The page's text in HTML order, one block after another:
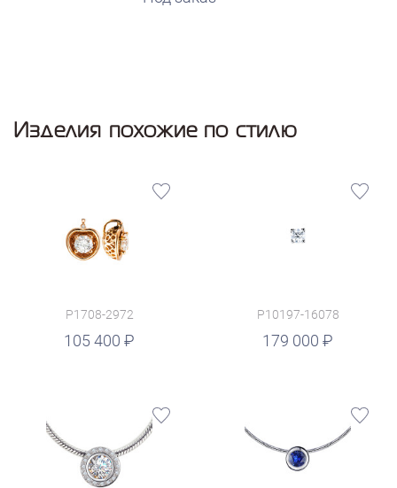
Изделия похожие по стилю
P1708-2972
105 400
P10197-16078
179 000
руб.